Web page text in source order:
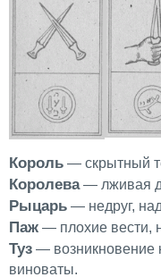
Король — скрытный
Королева— лживая
Рыцарь — недруг,
Паж — плохие вести,
Туз — возникновение
виноваты.